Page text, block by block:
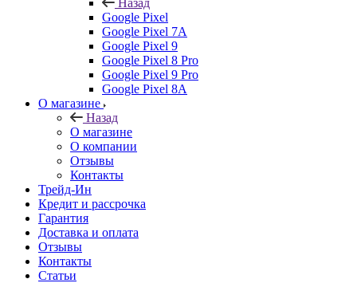
Назад
Google Pixel
Google Pixel 7А
Google Pixel 9
Google Pixel 8 Pro
Google Pixel 9 Pro
Google Pixel 8A
О магазине
Назад
О магазине
О компании
Отзывы
Контакты
Трейд-Ин
Кредит и рассрочка
Гарантия
Доставка и оплата
Отзывы
Контакты
Статьи